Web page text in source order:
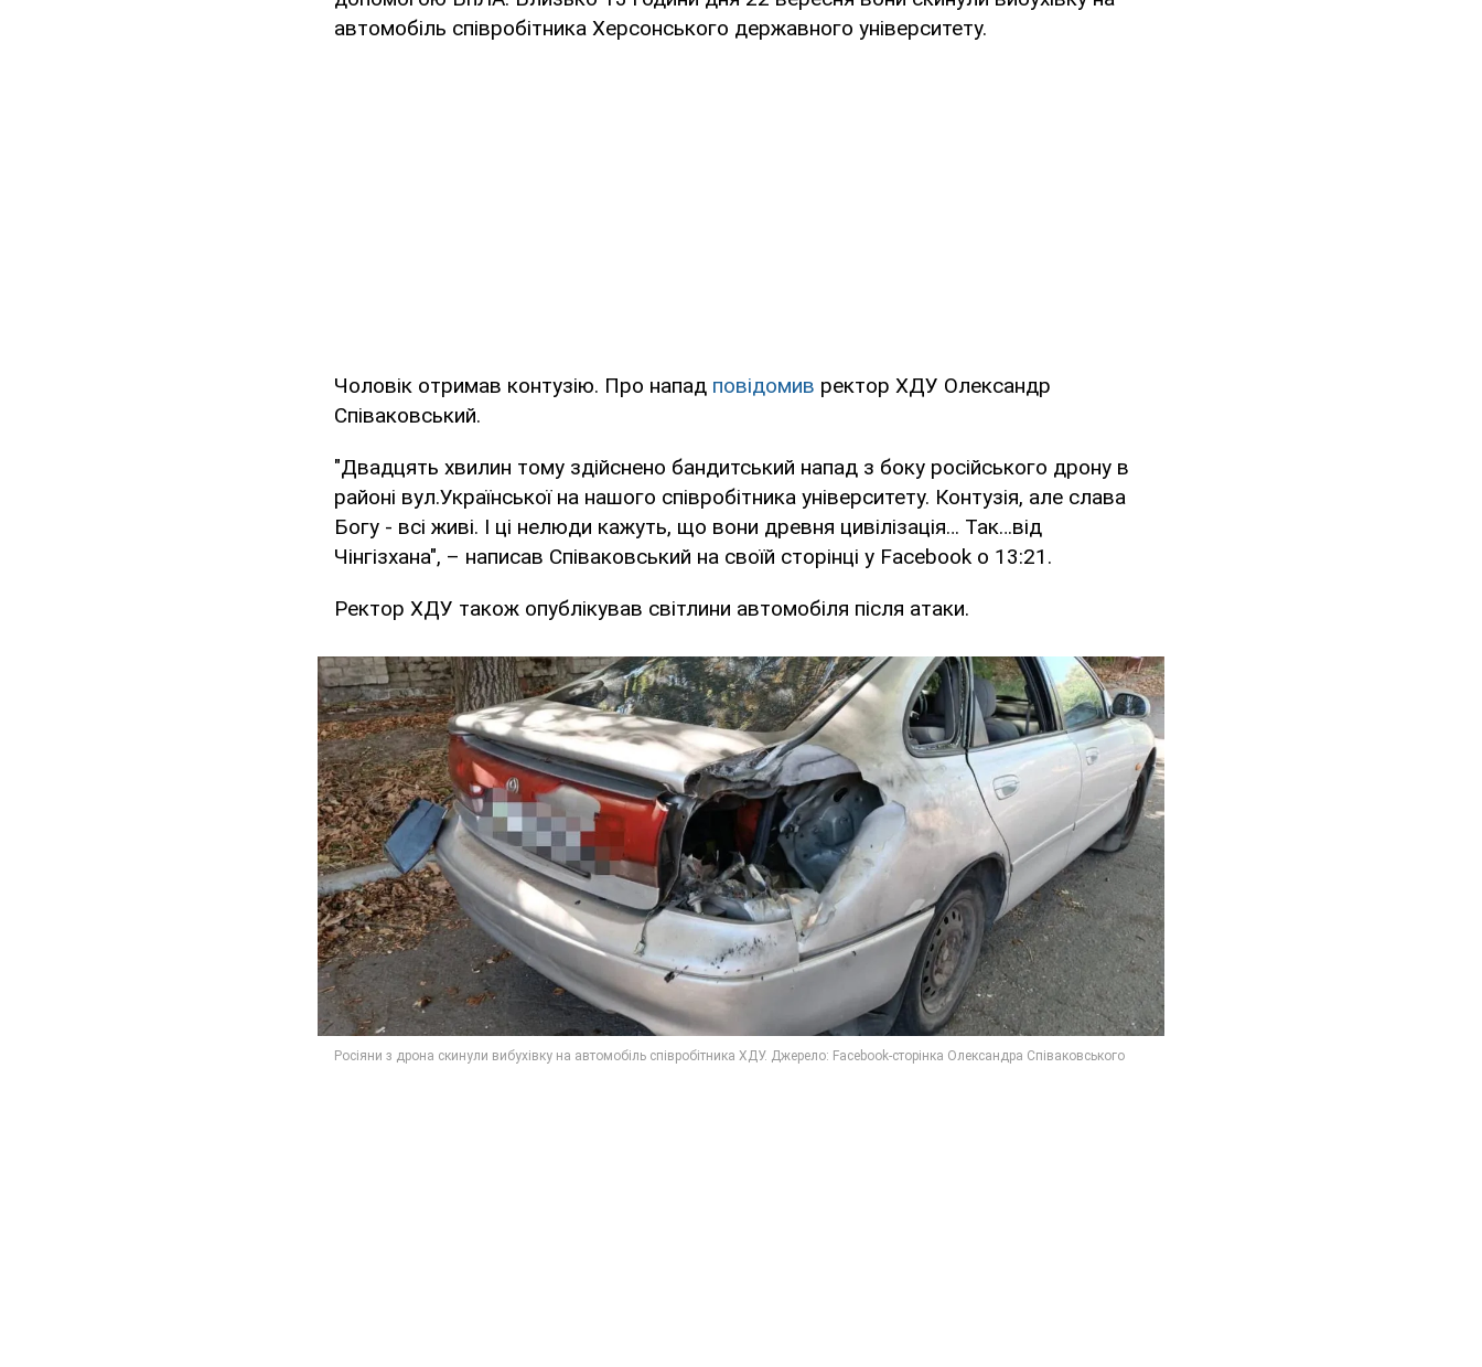
автомобіль співробітника Херсонського державного університету.
Чоловік отримав контузію. Про напад повідомив ректор ХДУ Олександр
Співаковський.
"Двадцять хвилин тому здійснено бандитський напад з боку російського дрону в
районі вул.Української на нашого співробітника університету. Контузія, але слава
Богу - всі живі. І ці нелюди кажуть, що вони древня цивілізація… Так…від
Чінгізхана", – написав Співаковський на своїй сторінці у Facebook о 13:21.
Ректор ХДУ також опублікував світлини автомобіля після атаки.